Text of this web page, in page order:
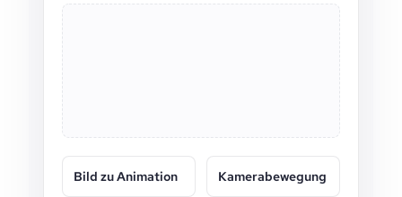
Bild zu Animation Kamerabewegung